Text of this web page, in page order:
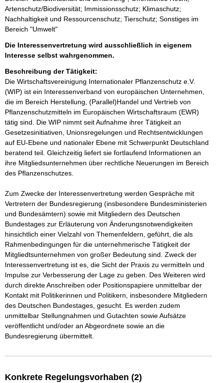
Artenschutz/Biodiversität; Immissionsschutz; Klimaschutz;
Nachhaltigkeit und Ressourcenschutz; Tierschutz; Sonstiges im
Bereich "Umwelt"
Die Interessenvertretung wird ausschließlich in eigenem
Interesse selbst wahrgenommen.
Beschreibung der Tätigkeit:
Die Wirtschaftsvereinigung Internationaler Pflanzenschutz e.V.
(WIP) ist ein Interessenverband von europäischen Unternehmen,
die im Bereich Herstellung, (Parallel)Handel und Vertrieb von
Pflanzenschutzmitteln im Europäischen Wirtschaftsraum (EWR)
tätig sind. Die WIP nimmt seit Aufnahme ihrer Tätigkeit an
Gesetzesinitiativen, Unionsregelungen und Rechtsentwicklungen
auf EU-Ebene und nationaler Ebene mit Schwerpunkt Deutschland
beratend teil. Gleichzeitig liefert sie fortlaufend Informationen an
ihre Mitgliedsunternehmen über rechtliche Neuerungen im Bereich
des Pflanzenschutzes.
Zum Zwecke der Interessenvertretung werden Gespräche mit
Vertretern der Bundesregierung (insbesondere Bundesministerien
und Bundesämtern) sowie mit Mitgliedern des Deutschen
Bundestages zur Erläuterung von Änderungsnotwendigkeiten
hinsichtlich einer Vielzahl von Themenfeldern, geführt, die als
Rahmenbedingungen für die unternehmerische Tätigkeit der
Mitgliedtsunternehmen von großer Bedeutung sind. Zweck der
Interessenvertretung ist es, die Sicht der Praxis zu vermitteln und
Impulse zur Verbesserung der Lage zu geben. Des Weiteren wird
durch direkte Anschreiben oder Positionspapiere unmittelbar der
Kontakt mit Politikerinnen und Politikern, insbesondere Mitgliedern
des Deutschen Bundestages, gesucht. Es werden zudem
unmittelbar Stellungnahmen und Gutachten sowie Aufsätze
veröffentlicht und/oder an Abgeordnete sowie an die
Bundesregierung übermittelt.
Konkrete Regelungsvorhaben (2)